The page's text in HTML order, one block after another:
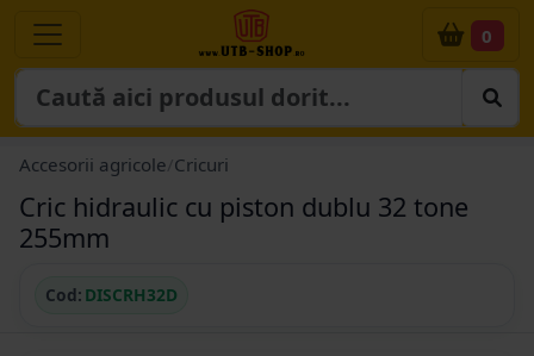
0
Accesorii agricole Cricuri
Cric hidraulic cu piston dublu 32 tone
255mm
Cod: DISCRH32D